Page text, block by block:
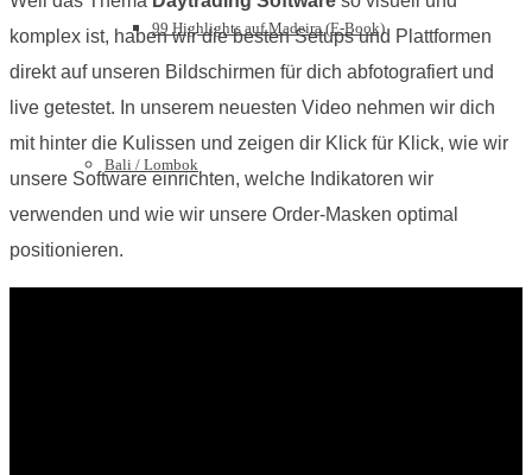
99 Highlights auf Madeira (E-Book)
Bali / Lombok
komplex ist, haben wir die besten Setups und Plattformen
direkt auf unseren Bildschirmen für dich abfotografiert und
live getestet. In unserem neuesten Video nehmen wir dich
mit hinter die Kulissen und zeigen dir Klick für Klick, wie wir
unsere Software einrichten, welche Indikatoren wir
verwenden und wie wir unsere Order-Masken optimal
positionieren.